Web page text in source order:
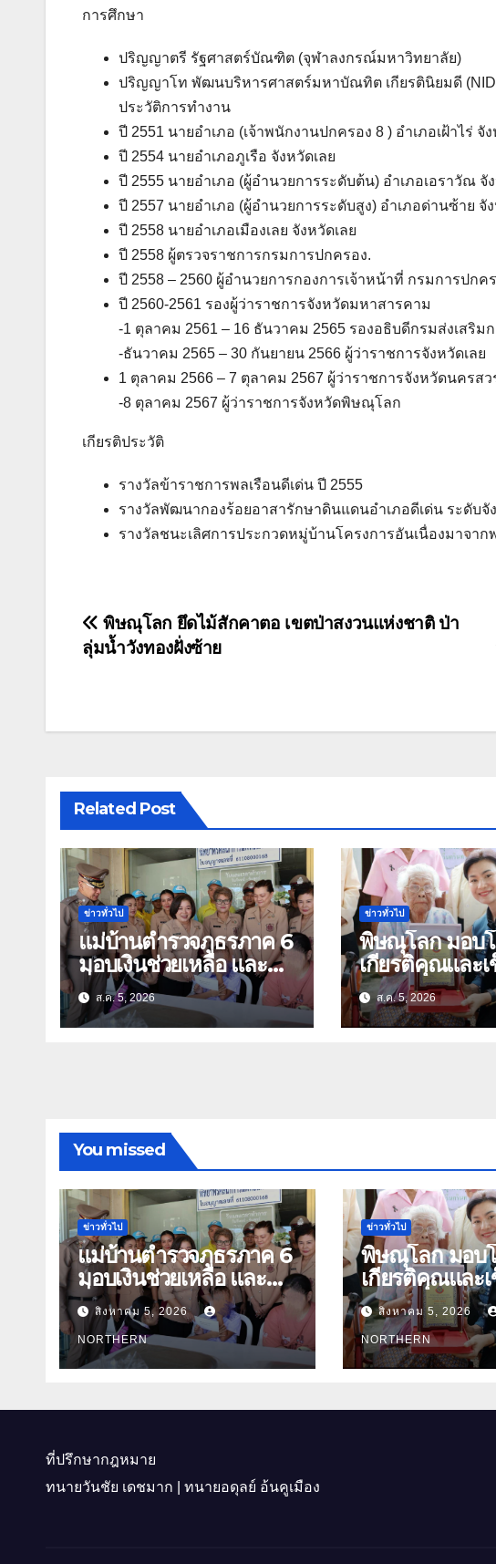
การศึกษา
ปริญญาตรี รัฐศาสตร์บัณฑิต (จุฬาลงกรณ์มหาวิทยาลัย)
ปริญญาโท พัฒนบริหารศาสตร์มหาบัณทิต เกียรตินิยมดี
ประวัติการทำงาน
ปี 2551 นายอำเภอ (เจ้าพนักงานปกครอง 8 ) อำเภอเฝ้าไร่ จั
ปี 2554 นายอำเภอภูเรือ จังหวัดเลย
ปี 2555 นายอำเภอ (ผู้อำนวยการระดับต้น) อำเภอเอราวัณ จั
ปี 2557 นายอำเภอ (ผู้อำนวยการระดับสูง) อำเภอด่านซ้าย จัง
ปี 2558 นายอำเภอเมืองเลย จังหวัดเลย
ปี 2558 ผู้ตรวจราชการกรมการปกครอง.
ปี 2558 – 2560 ผู้อำนวยการกองการเจ้าหน้าที่ กรมการปกค
ปี 2560-2561 รองผู้ว่าราชการจังหวัดมหาสารคาม
-1 ตุลาคม 2561 – 16 ธันวาคม 2565 รองอธิบดีกรมส่งเสริม
-ธันวาคม 2565 – 30 กันยายน 2566 ผู้ว่าราชการจังหวัดเลย
1 ตุลาคม 2566 – 7 ตุลาคม 2567 ผู้ว่าราชการจังหวัดนครสว
-8 ตุลาคม 2567 ผู้ว่าราชการจังหวัดพิษณุโลก
เกียรติประวัติ
รางวัลข้าราชการพลเรือนดีเด่น ปี 2555
รางวัลพัฒนากองร้อยอาสารักษาดินแดนอำเภอดีเด่น ระดับจั
รางวัลชนะเลิศการประกวดหมู่บ้านโครงการอันเนื่องมาจา
แนะแนว
เรื่อง
พิษณุโลก ยึดไม้สักคาตอ เขตป่าสงวนแห่งชาติ ป่า
ลุ่มน้ำวังทองฝั่งซ้าย
Related Post
ข่าวทั่วไป
แม่บ้านตำรวจภูธรภาค 6
มอบเงินช่วยเหลือ และ
สิ่งของบำรุงขวัญ บุตร-
ธิดา ข้าราชการตำรวจ
จังหวัดอุทัยธานี
ส.ค. 5, 2026
ข่าวทั่วไป
พิษณุโลก มอบ
เกียรติคุณและเ
ย่า อายุ 100 ปี “นางจอม
นุ่มเนตร” ตำบ
กร่าง อำเภอเมื
ส.ค. 5, 2026
You missed
ข่าวทั่วไป
แม่บ้านตำรวจภูธรภาค 6
มอบเงินช่วยเหลือ และ
สิ่งของบำรุงขวัญ บุตร-
ธิดา ข้าราชการตำรวจ
จังหวัดอุทัยธานี
สิงหาคม 5, 2026
NORTHERN
ข่าวทั่วไป
พิษณุโลก มอบ
เกียรติคุณและ
ย่า อายุ 100 ปี “นางจอม
นุ่มเนตร” ตำบ
อำเภอเมือง
สิงหาคม 5, 2026
NORTHERN
ที่ปรึกษากฎหมาย
ทนายวันชัย เดชมาก | ทนายอดุลย์ อ้นคูเมือง